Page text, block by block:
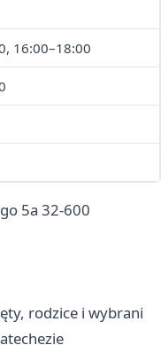
16:00–18:00
5a 32-600
rodzice i wybrani